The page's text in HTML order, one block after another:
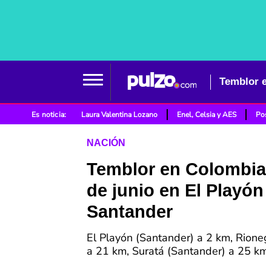
Temblor
Es noticia: Laura Valentina Lozano Enel, Celsia y AES
NACIÓN
Temblor en
de junio en El
Santander
El Playón (Santander) a 2 km,
a 21 km, Suratá (Santander) a 25